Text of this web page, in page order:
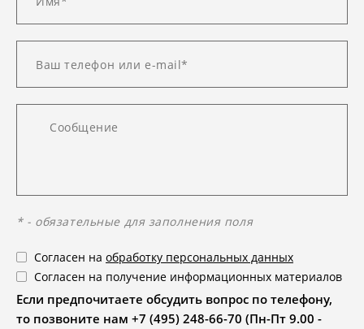
* - обязательные для заполнения поля
Согласен на обработку персональных данных
Согласен на получение информационных материалов
Если предпочитаете обсудить вопрос по телефону,
то позвоните нам +7 (495) 248-66-70 (Пн-Пт 9.00 -